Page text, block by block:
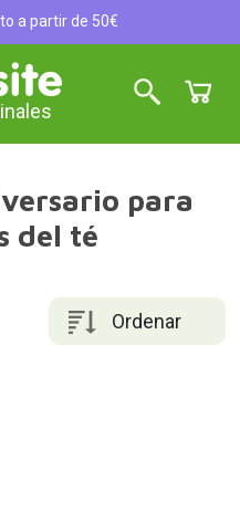
a partir de 50€
para
del té
Ordenar